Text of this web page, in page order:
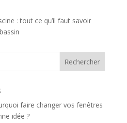
: tout ce qu’il faut savoir
faire changer vos fenêtres
idée ?